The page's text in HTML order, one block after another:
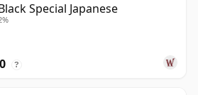
Special Japanese
?